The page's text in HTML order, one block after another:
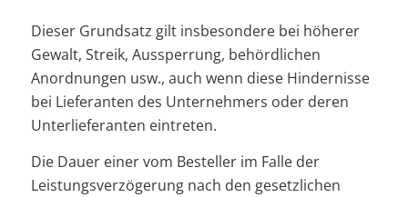
Dieser Grundsatz gilt insbesondere bei höherer
Gewalt, Streik, Aussperrung, behördlichen
Anordnungen usw., auch wenn diese Hindernisse
bei Lieferanten des Unternehmers oder deren
Unterlieferanten eintreten.
Die Dauer einer vom Besteller im Falle der
Leistungsverzögerung nach den gesetzlichen